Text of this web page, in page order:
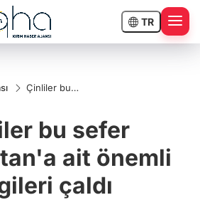
TR
Çinliler bu
ait önemli
bilgileri çaldı
bu sefer
ait önemli
çaldı